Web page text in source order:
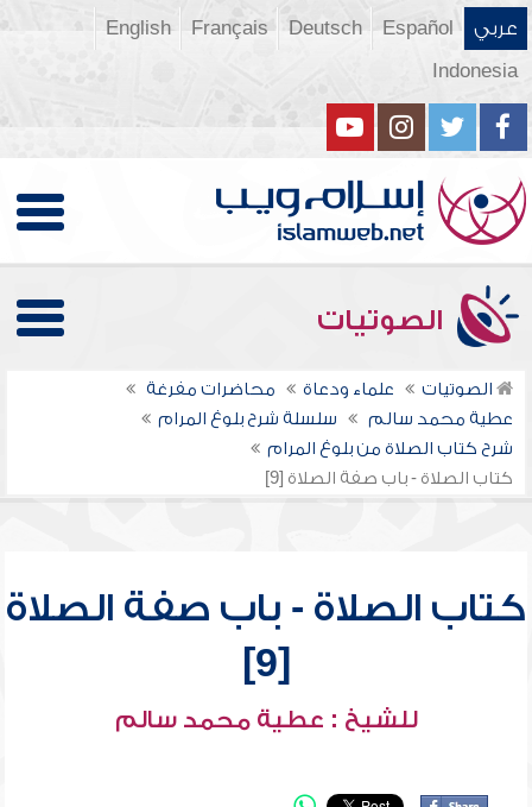
عربي Español
Deutsch
Français
English
Indonesia
الصوتيات
الصوتيات علماء ودعاة
محاضرات مفرغة
عطية محمد سالم
سلسلة شرح بلوغ المرام
شرح كتاب الصلاة من بلوغ المرام
كتاب الصلاة - باب صفة الصلاة [9]
كتاب الصلاة - باب صفة الصلاة
[9]
للشيخ : عطية محمد سالم